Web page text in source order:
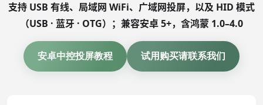
支持 USB 有线、局域网 WiFi、广域网投屏，以及 HID 模式
（USB · 蓝牙 · OTG）；兼容安卓 5+，含鸿蒙 1.0–4.0
安卓中控投屏教程 试用购买请联系我们